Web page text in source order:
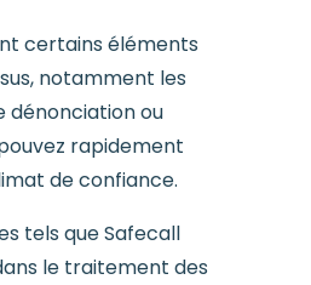
certains éléments
notamment les
dénonciation ou
rapidement
de confiance.
tels que Safecall
le traitement des